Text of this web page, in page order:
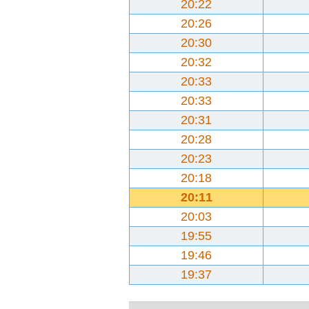
20:22
20:26
20:30
20:32
20:33
20:33
20:31
20:28
20:23
20:18
20:11
20:03
19:55
19:46
19:37